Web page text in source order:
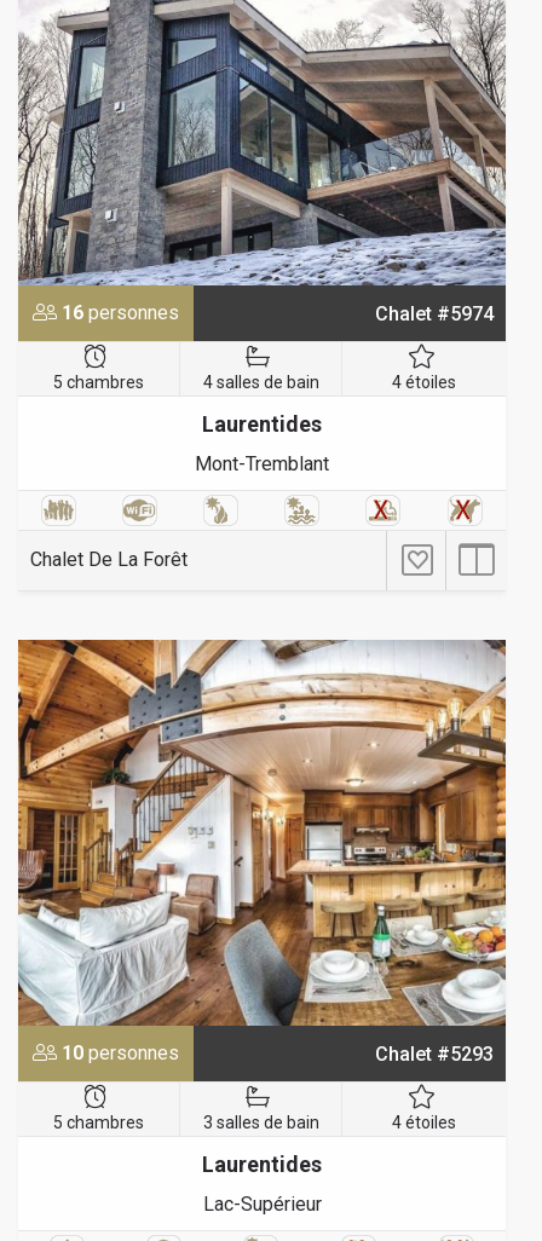
16 personnes Chalet #5974
5 chambres 4 salles de bain 4 étoiles
Laurentides
Mont-Tremblant
Chalet De La Forêt
10 personnes Chalet #5293
5 chambres 3 salles de bain 4 étoiles
Laurentides
Lac-Supérieur